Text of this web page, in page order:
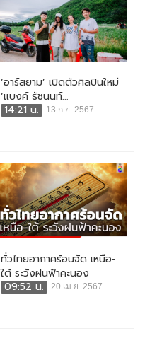
‘อาร์สยาม’ เปิดตัวศิลปินใหม่
‘แบงค์ ธัชนนท์...
14:21 น.
13 ก.ย. 2567
ทั่วไทยอากาศร้อนจัด เหนือ-
ใต้ ระวังฝนฟ้าคะนอง
09:52 น.
20 เม.ย. 2567